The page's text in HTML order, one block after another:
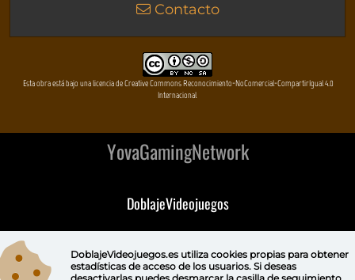
Contacto
Esta obra está bajo una licencia de Creative Commons Reconocimiento-NoComercial-CompartirIgual 4.0
Internacional
YovaGamingNetwork
DoblajeVideojuegos
DeVuego GAL
DoblajeVideojuegos.es utiliza cookies propiaspara obtener
estadísticas de acceso de los usuarios. Si deseas